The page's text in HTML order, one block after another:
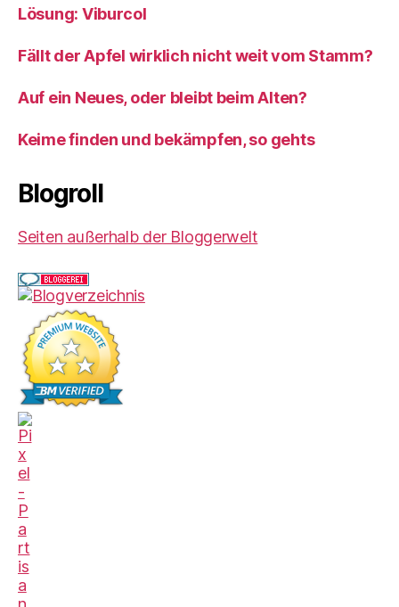
Lösung: Viburcol
Fällt der Apfel wirklich nicht weit vom Stamm?
Auf ein Neues, oder bleibt beim Alten?
Keime finden und bekämpfen, so gehts
Blogroll
Seiten außerhalb der Bloggerwelt